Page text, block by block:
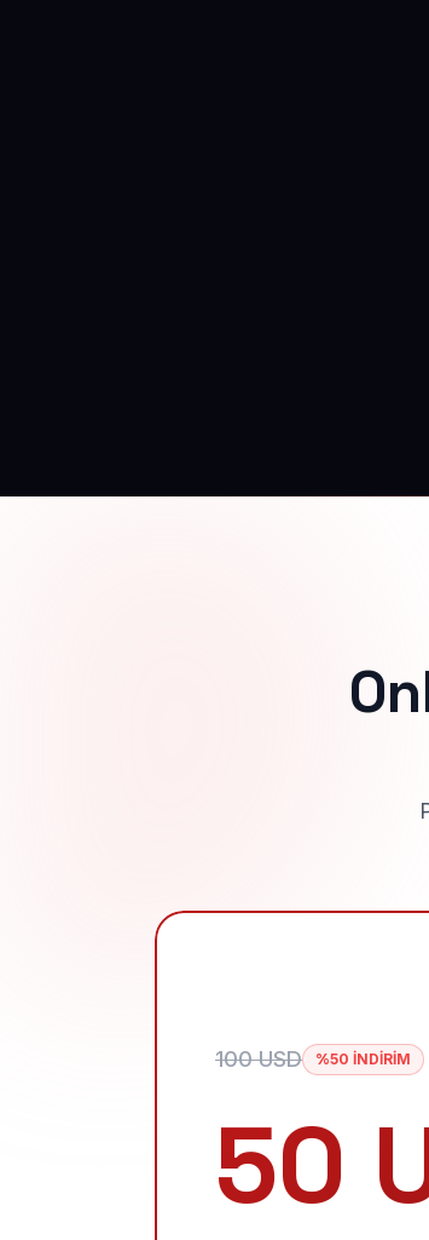
100 USD %50 İNDİRİM
50